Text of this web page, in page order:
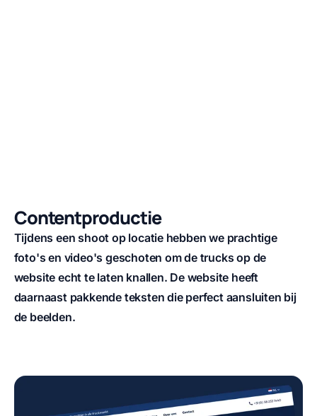
Contentproductie
Tijdens een shoot op locatie hebben we prachtige
foto's en video's geschoten om de trucks op de
website echt te laten knallen. De website heeft
daarnaast pakkende teksten die perfect aansluiten bij
de beelden.